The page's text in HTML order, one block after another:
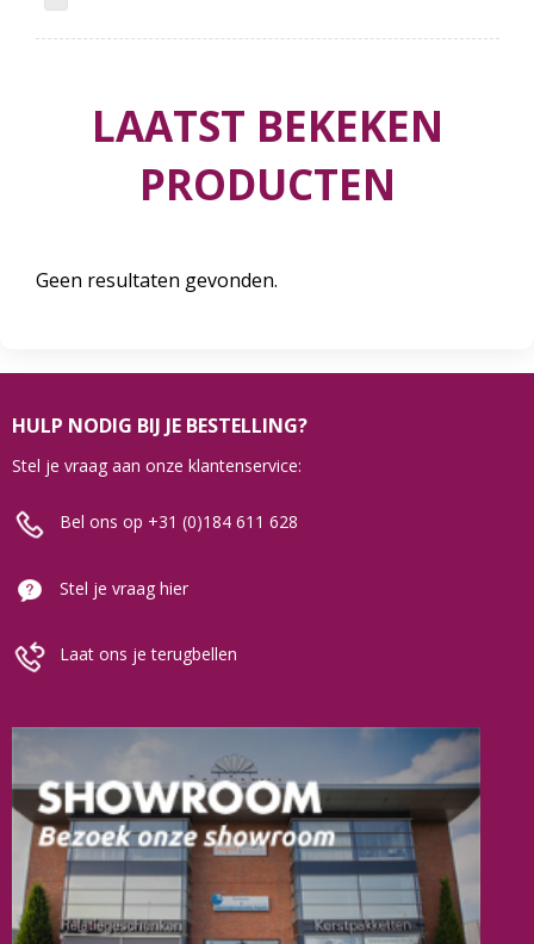
LAATST BEKEKEN
PRODUCTEN
Geen resultaten gevonden.
HULP NODIG BIJ JE BESTELLING?
Stel je vraag aan onze klantenservice:
Bel ons op +31 (0)184 611 628
Stel je vraag hier
Laat ons je terugbellen